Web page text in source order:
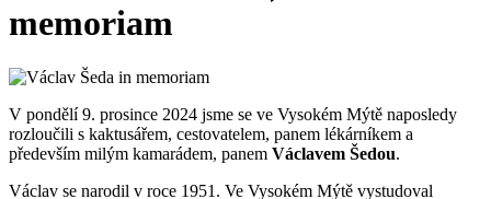
memoriam
V pondělí 9. prosince 2024 jsme se ve Vysokém Mýtě naposledy
rozloučili s kaktusářem, cestovatelem, panem lékárníkem a
především milým kamarádem, panem Václavem Šedou.
Václav se narodil v roce 1951. Ve Vysokém Mýtě vystudoval